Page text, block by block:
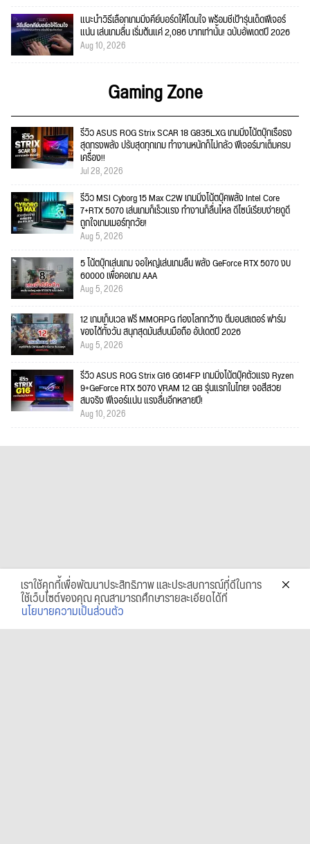
แนะนำวิธีเลือกเกมมิ่งคีย์บอร์ดให้โดนใจ พร้อมชี้เป้ารุ่นเด็ดฟีเจอร์
แน่น เล่นเกมลื่น เริ่มต้นแค่ 2,086 บาทเท่านั้น! ฉบับอัพเดตปี 2026
Aug 10, 2026
Gaming Zone
รีวิว ASUS ROG Strix SCAR 18 G835LXG เกมมิ่งโน้ตบุ๊กเรือธง
สุดทรงพลัง ปรับสุดทุกเกม ทำงานหนักก็ไม่กลัว ฟีเจอร์มาเต็มครบ
เครื่อง!!
Jul 28, 2026
รีวิว MSI Cyborg 15 Max C2W เกมมิ่งโน้ตบุ๊คพลัง Intel Core
7+RTX 5070 เล่นเกมก็เร็วแรง ทำงานก็ลื่นไหล ดีไซน์เรียบง่ายดูดี
ถูกใจเกมเมอร์ทุกวัย!
Aug 5, 2026
5 โน้ตบุ๊กเล่นเกม จอใหญ่เล่นเกมลื่น พลัง GeForce RTX 5070 งบ
60000 เพื่อคอเกม AAA
Aug 5, 2026
12 เกมเก็บเวล ฟรี MMORPG ท่องโลกกว้าง ตีมอนสเตอร์ ฟาร์ม
ของได้ทั้งวัน สนุกสุดมันส์บนมือถือ อัปเดตปี 2026
Aug 5, 2026
รีวิว ASUS ROG Strix G16 G614FP เกมมิ่งโน้ตบุ๊คตัวแรง Ryzen
9+GeForce RTX 5070 VRAM 12 GB รุ่นแรกในไทย! จอสีสวย
สมจริง ฟีเจอร์แน่น แรงลื่นอีกหลายปี!
Aug 10, 2026
เราใช้คุกกี้เพื่อพัฒนาประสิทธิภาพ และประสบการณ์ที่ดีในการ
ใช้เว็บไซต์ของคุณ คุณสามารถศึกษารายละเอียดได้ที่
นโยบายความเป็นส่วนตัว